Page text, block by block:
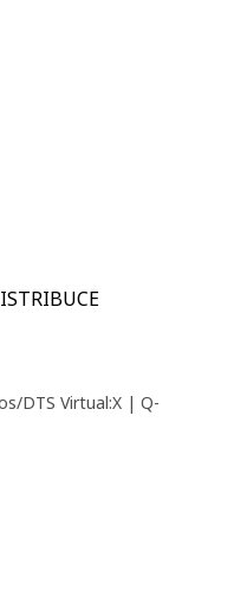
DTS Virtual:X | Q-